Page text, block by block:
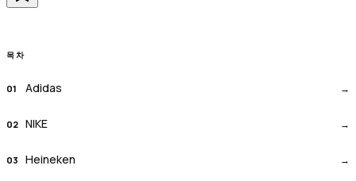
목차
Adidas
NIKE
Heineken